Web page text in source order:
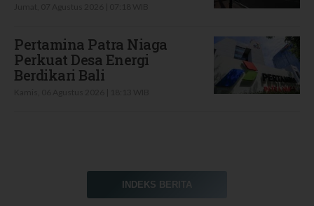
Pertamina Patra Niaga
Perkuat Desa Energi
Berdikari Bali
INDEKS BERITA